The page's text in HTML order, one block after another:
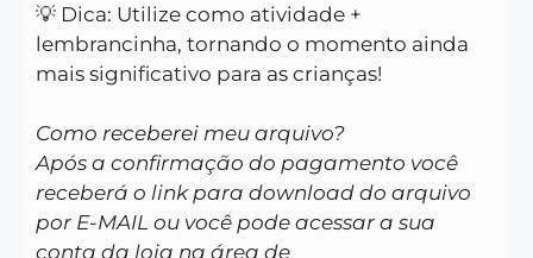
💡 Dica: Utilize como atividade +
lembrancinha, tornando o momento ainda
mais significativo para as crianças!
Como receberei meu arquivo?
Após a confirmação do pagamento você
receberá o link para download do arquivo
por E-MAIL ou você pode acessar a sua
conta da loja na área de